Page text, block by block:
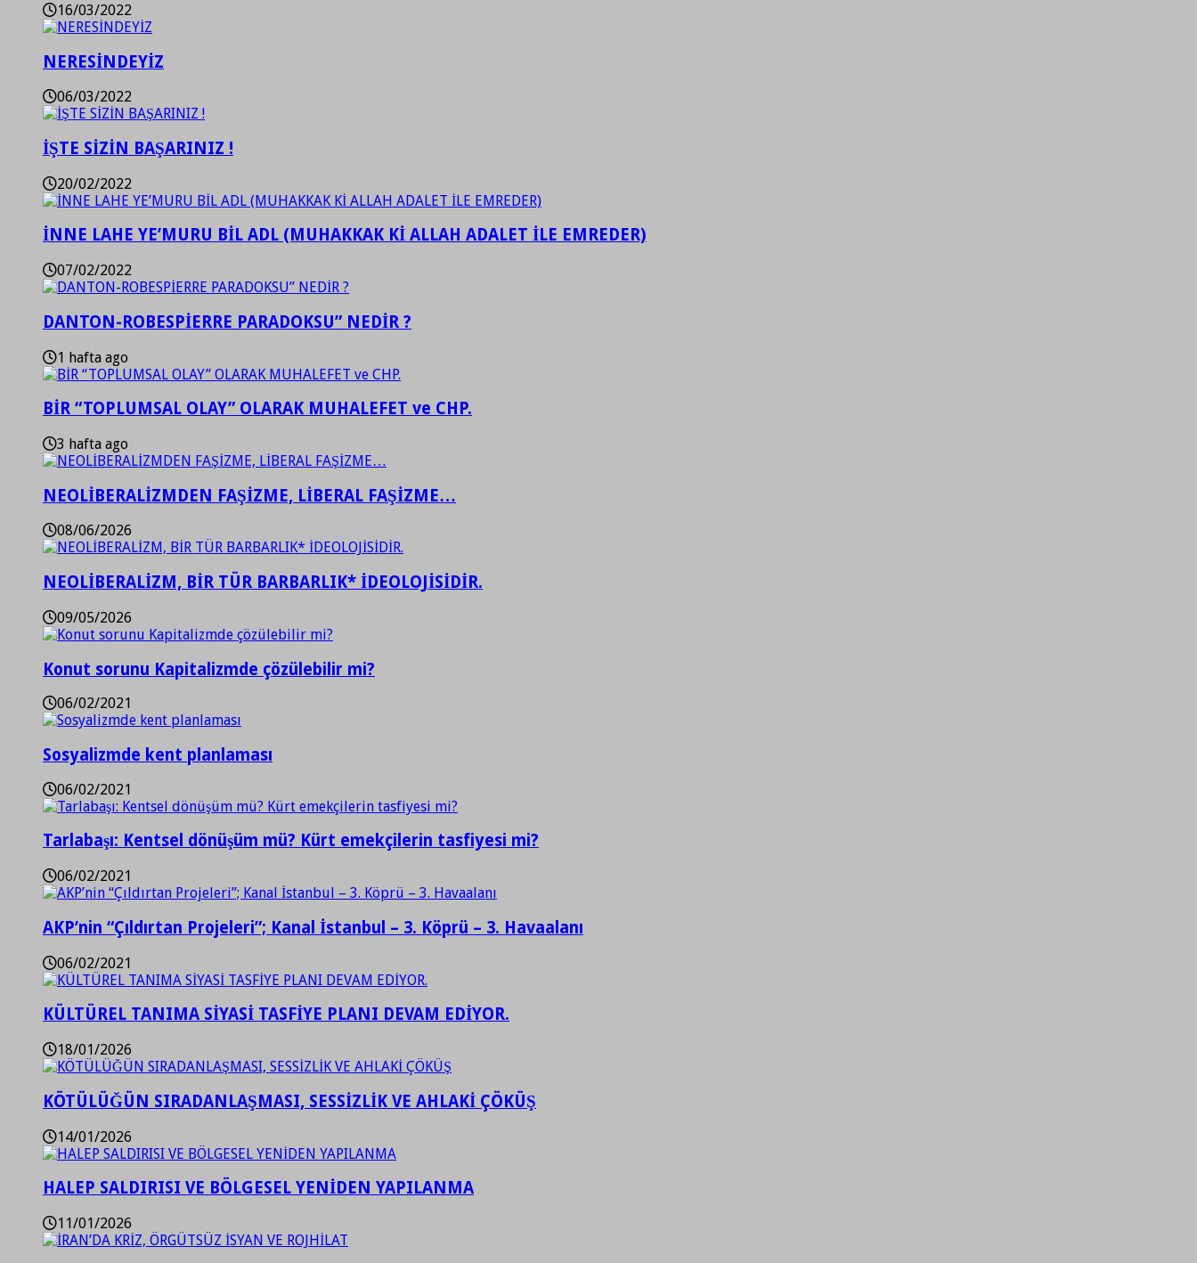
16/03/2022
NERESİNDEYİZ
06/03/2022
İŞTE SİZİN BAŞARINIZ !
20/02/2022
İNNE LAHE YE’MURU BİL ADL (MUHAKKAK Kİ ALLAH ADALET İLE EMREDER)
07/02/2022
DANTON-ROBESPİERRE PARADOKSU” NEDİR ?
1 hafta ago
BİR “TOPLUMSAL OLAY” OLARAK MUHALEFET ve CHP.
3 hafta ago
NEOLİBERALİZMDEN FAŞİZME, LİBERAL FAŞİZME…
08/06/2026
NEOLİBERALİZM, BİR TÜR BARBARLIK* İDEOLOJİSİDİR.
09/05/2026
Konut sorunu Kapitalizmde çözülebilir mi?
06/02/2021
Sosyalizmde kent planlaması
06/02/2021
Tarlabaşı: Kentsel dönüşüm mü? Kürt emekçilerin tasfiyesi mi?
06/02/2021
AKP’nin “Çıldırtan Projeleri”; Kanal İstanbul – 3. Köprü – 3. Havaalanı
06/02/2021
KÜLTÜREL TANIMA SİYASİ TASFİYE PLANI DEVAM EDİYOR.
18/01/2026
KÖTÜLÜĞÜN SIRADANLAŞMASI, SESSİZLİK VE AHLAKİ ÇÖKÜŞ
14/01/2026
HALEP SALDIRISI VE BÖLGESEL YENİDEN YAPILANMA
11/01/2026